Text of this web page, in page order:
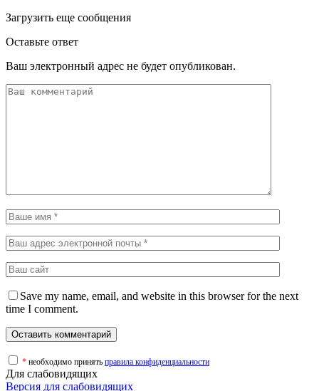
Загрузить еще сообщения
Оставьте ответ
Ваш электронный адрес не будет опубликован.
Save my name, email, and website in this browser for the next
time I comment.
* необходимо принять правила конфиденциальности
Для слабовидящих
Версия для слабовидящих